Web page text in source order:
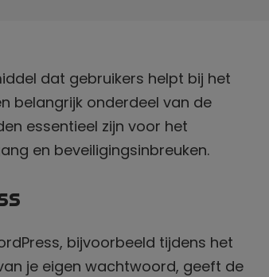
dat gebruikers helpt bij het
belangrijk onderdeel van de
essentieel zijn voor het
en beveiligingsinbreuken.
bijvoorbeeld tijdens het
je eigen wachtwoord, geeft de